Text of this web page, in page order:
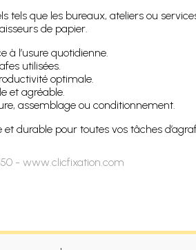
que les bureaux, ateliers ou
de papier.
l’usure quotidienne.
utilisées.
optimale.
et agréable.
assemblage ou conditionnement.
durable pour toutes vos tâches
- www.clicfixation.com